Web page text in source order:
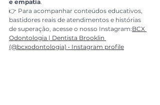
e empatia.
👉 Para acompanhar conteúdos educativos,
bastidores reais de atendimentos e histórias
de superação, acesse o nosso Instagram:BCX
Odontologia | Dentista Brooklin
(@bcxodontologia) • Instagram profile